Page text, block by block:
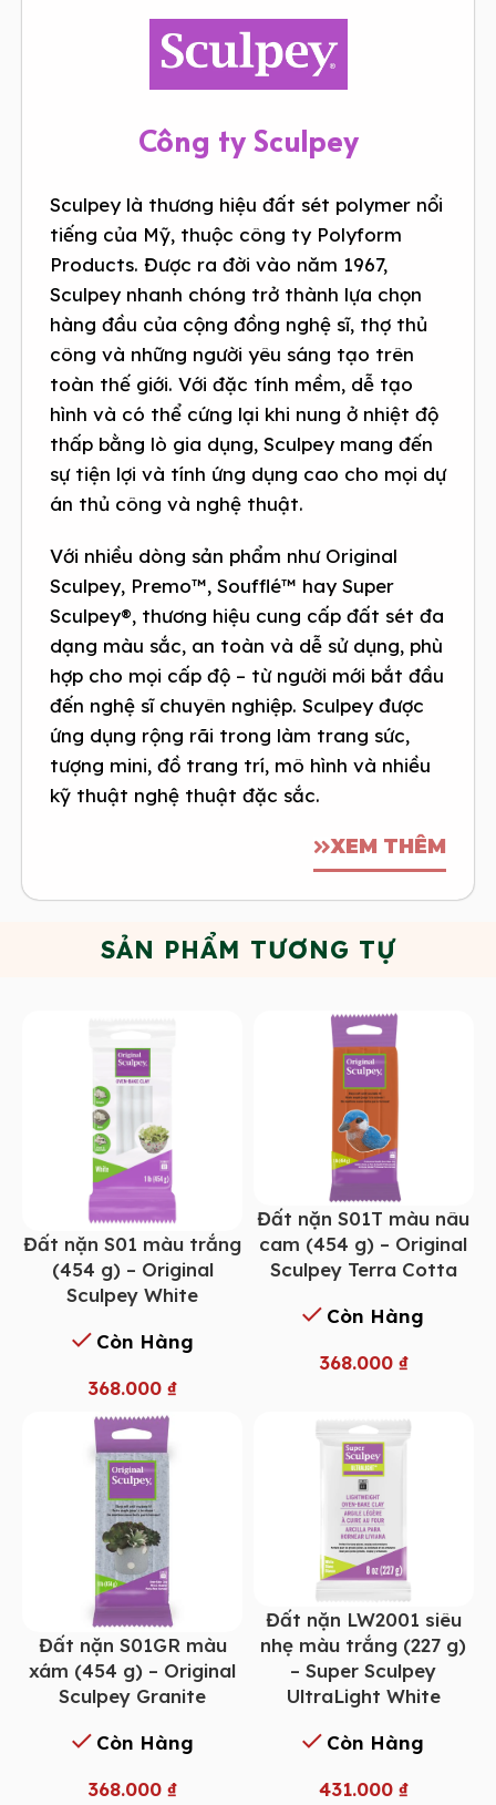
Công ty Sculpey
Sculpey là thương hiệu đất sét polymer nổi
tiếng của Mỹ, thuộc công ty Polyform
Products. Được ra đời vào năm 1967,
Sculpey nhanh chóng trở thành lựa chọn
hàng đầu của cộng đồng nghệ sĩ, thợ thủ
công và những người yêu sáng tạo trên
toàn thế giới. Với đặc tính mềm, dễ tạo
hình và có thể cứng lại khi nung ở nhiệt độ
thấp bằng lò gia dụng, Sculpey mang đến
sự tiện lợi và tính ứng dụng cao cho mọi dự
án thủ công và nghệ thuật.
Với nhiều dòng sản phẩm như Original
Sculpey, Premo™, Soufflé™ hay Super
Sculpey®, thương hiệu cung cấp đất sét đa
dạng màu sắc, an toàn và dễ sử dụng, phù
hợp cho mọi cấp độ – từ người mới bắt đầu
đến nghệ sĩ chuyên nghiệp. Sculpey được
ứng dụng rộng rãi trong làm trang sức,
tượng mini, đồ trang trí, mô hình và nhiều
kỹ thuật nghệ thuật đặc sắc.
XEM THÊM
SẢN PHẨM TƯƠNG TỰ
Đất nặn S01 màu trắng
(454 g) – Original
Sculpey White
Còn Hàng
368.000 ₫
Đất nặn S01T màu nâu
cam (454 g) – Original
Sculpey Terra Cotta
Còn Hàng
368.000 ₫
Đất nặn S01GR màu
xám (454 g) – Original
Sculpey Granite
Còn Hàng
368.000 ₫
Đất nặn LW2001 siêu
nhẹ màu trắng (227 g)
– Super Sculpey
UltraLight White
Còn Hàng
431.000 ₫